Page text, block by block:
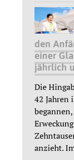
den
einer
jährlich
Die
42 Jahren
anzieht.